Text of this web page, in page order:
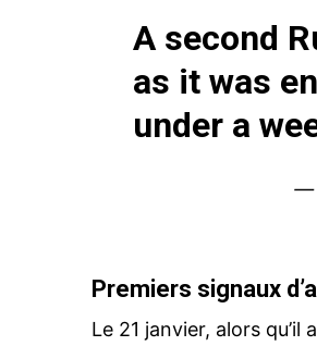
A second
as it was
under a
—
Premiers signaux
Le 21 janvier, alors